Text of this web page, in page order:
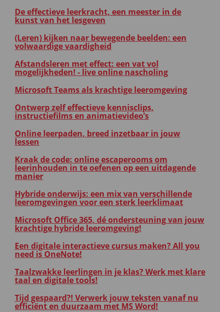
De effectieve leerkracht, een meester in de
kunst van het lesgeven
(Leren) kijken naar bewegende beelden: een
volwaardige vaardigheid
Afstandsleren met effect: een vat vol
mogelijkheden! - live online nascholing
Microsoft Teams als krachtige leeromgeving
Ontwerp zelf effectieve kennisclips,
instructiefilms en animatievideo’s
Online leerpaden, breed inzetbaar in jouw
lessen
Kraak de code: online escaperooms om
leerinhouden in te oefenen op een uitdagende
manier
Hybride onderwijs: een mix van verschillende
leeromgevingen voor een sterk leerklimaat
Microsoft Office 365, dé ondersteuning van jouw
krachtige hybride leeromgeving!
Een digitale interactieve cursus maken? All you
need is OneNote!
Taalzwakke leerlingen in je klas? Werk met klare
taal en digitale tools!
Tijd gespaard?! Verwerk jouw teksten vanaf nu
efficiënt en duurzaam met MS Word!